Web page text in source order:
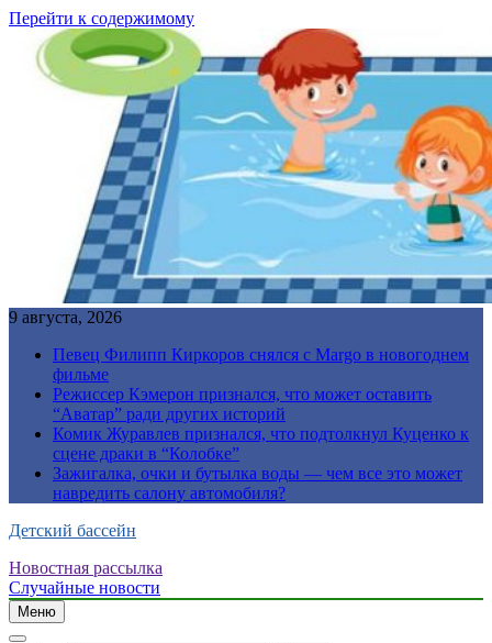
Перейти к содержимому
9 августа, 2026
Певец Филипп Киркоров снялся с Margo в новогоднем
фильме
Режиссер Кэмерон признался, что может оставить
“Аватар” ради других историй
Комик Журавлев признался, что подтолкнул Куценко к
сцене драки в “Колобке”
Зажигалка, очки и бутылка воды — чем все это может
навредить салону автомобиля?
Детский бассейн
Новостная рассылка
Случайные новости
Меню